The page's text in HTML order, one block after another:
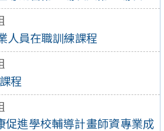
人員在職訓練課程
程
促進學校輔導計畫師資專業成